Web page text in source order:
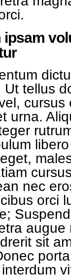
ipsam
Ut tellus
urna.
nec
orci
sit